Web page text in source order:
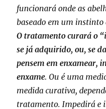
funcionará onde as
baseado em um
O tratamento curará o
se já adquirido, ou, se
pensem em enxamear,
enxame. Ou é uma
medida curativa,
tratamento. Impedirá e